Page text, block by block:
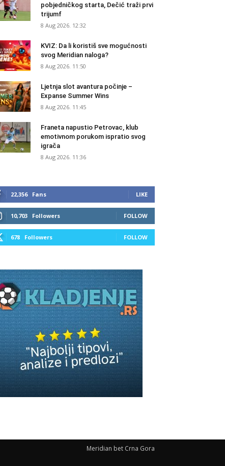
pobjedničkog starta, Dečić traži prvi
trijumf
8 Aug 2026. 12:32
KVIZ: Da li koristiš sve mogućnosti
svog Meridian naloga?
8 Aug 2026. 11:50
Ljetnja slot avantura počinje –
Expanse Summer Wins
8 Aug 2026. 11:45
Franeta napustio Petrovac, klub
emotivnom porukom ispratio svog
igrača
8 Aug 2026. 11:36
22,356 Fans LIKE
10,703 Followers FOLLOW
678 Followers FOLLOW
Meridian bet Crna Gora